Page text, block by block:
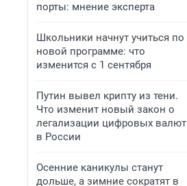
порты: мнение эксперта
Школьники начнут учиться по
новой программе: что
изменится с 1 сентября
Путин вывел крипту из тени.
Что изменит новый закон о
легализации цифровых валют
в России
Осенние каникулы станут
дольше, а зимние сократят в